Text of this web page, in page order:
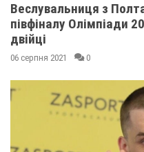
Веслувальниця з
півфіналу Олімпіади
двійці
06 серпня 2021 0